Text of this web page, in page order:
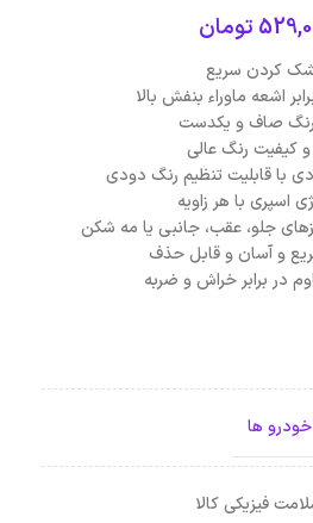
تومان
کردن سریع
اشعه ماوراء بنفش بالا
صاف و یکدست
کیفیت رنگ عالی
با قابلیت تنظیم رنگ دودی
اسپری با هر زاویه
جلو، عقب، جانبی یا مه شکن
و آسان و قابل حذف
در برابر خراش و ضربه
ها
فیزیکی کالا